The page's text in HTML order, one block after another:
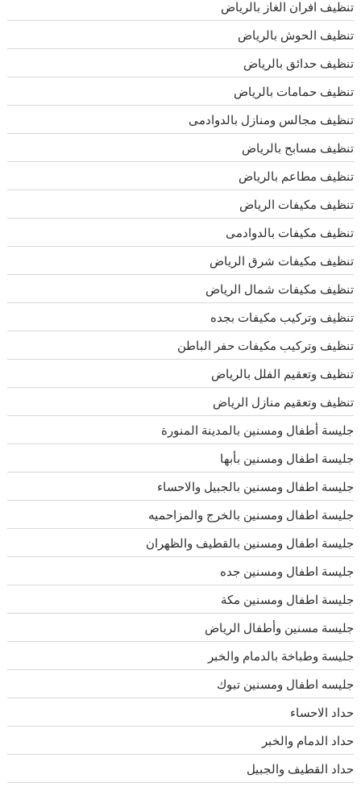
تنظيف افران الغاز بالرياض
تنظيف الحوش بالرياض
تنظيف حدائق بالرياض
تنظيف حمامات بالرياض
تنظيف مجالس ومنازل بالدوادمى
تنظيف مسابح بالرياض
تنظيف مطاعم بالرياض
تنظيف مكيفات الرياض
تنظيف مكيفات بالدوادمى
تنظيف مكيفات شرق الرياض
تنظيف مكيفات شمال الرياض
تنظيف وتركيب مكيفات بجده
تنظيف وتركيب مكيفات حفر الباطن
تنظيف وتعقيم الفلل بالرياض
تنظيف وتعقيم منازل الرياض
جليسة أطفال ومسنين بالمدينة المنورة
جليسة اطفال ومسنين بأبها
جليسة اطفال ومسنين بالجبيل والاحساء
جليسة اطفال ومسنين بالخرج والمزاحميه
جليسة اطفال ومسنين بالقطيف والظهران
جليسة اطفال ومسنين جده
جليسة اطفال ومسنين مكة
جليسة مسنين وأطفال الرياض
جليسة وطباخة بالدمام والخبر
جليسه اطفال ومسنين تبوك
حداد الاحساء
حداد الدمام والخبر
حداد القطيف والجبيل